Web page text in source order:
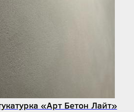
«Арт Бетон Лайт»